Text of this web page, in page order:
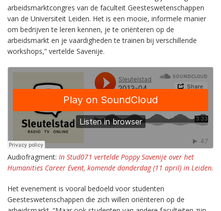
arbeidsmarktcongres van de faculteit Geesteswetenschappen
van de Universiteit Leiden. Het is een mooie, informele manier
om bedrijven te leren kennen, je te oriënteren op de
arbeidsmarkt en je vaardigheden te trainen bij verschillende
workshops,” vertelde Savenije.
Audiofragment: In Stud071 vertelde Poppy Savenije over het
Humanities Career Event, komende donderdag (11 april) in Leiden.
Het evenement is vooral bedoeld voor studenten
Geesteswetenschappen die zich willen oriënteren op de